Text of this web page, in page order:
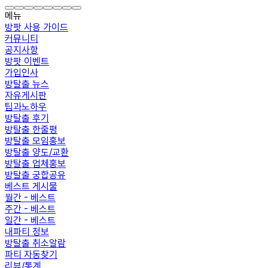
메뉴
방팟 사용 가이드
커뮤니티
공지사항
방팟 이벤트
가입인사
방탈출 뉴스
자유게시판
팁과노하우
방탈출 후기
방탈출 한줄평
방탈출 모임홍보
방탈출 양도/교환
방탈출 업체홍보
방탈출 궁합공유
베스트 게시물
월간 - 베스트
주간 - 베스트
일간 - 베스트
내파티 정보
방탈출 취소알람
파티 자동찾기